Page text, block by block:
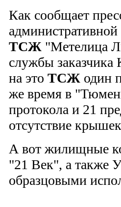
Как сообщает
ТСЖ "Метелица
службы заказчика
на это ТСЖ один
же время в
протокола и 21
отсутствие
А вот жилищные
"21 Век", а также
образцовыми